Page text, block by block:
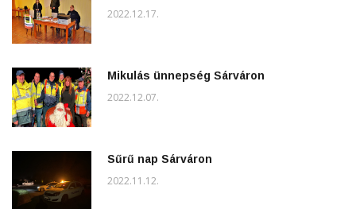
2022.12.17.
Mikulás ünnepség Sárváron
2022.12.07.
Sűrű nap Sárváron
2022.11.12.